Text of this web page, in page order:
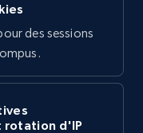
des sessions
rotation d'IP